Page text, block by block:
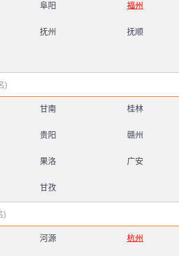
阜阳 福州
抚州 抚顺
)
甘南 桂林
贵阳 赣州
果洛 广安
甘孜
)
河源 杭州